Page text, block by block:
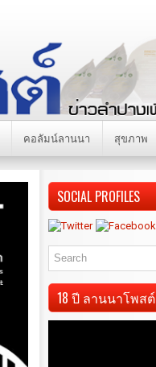
คอลัมน์ลานนา สุขภาพ
SOCIAL PROFILES
18 ปี ลานนาโพสต์